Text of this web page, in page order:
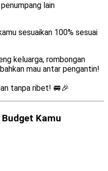
lain
sesuaikan 100% sesuai
keluarga, rombongan
mau antar pengantin!
tanpa ribet! 🚐🎉
Kamu